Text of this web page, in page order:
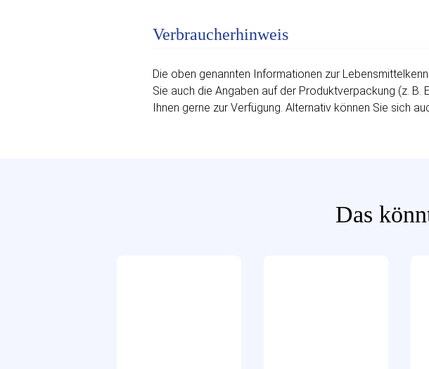
Verbraucherhinweis
Die oben genannten Informationen zur
Sie auch die Angaben auf der Produktverpackung (z.
Ihnen gerne zur Verfügung. Alternativ können Sie sich
Das